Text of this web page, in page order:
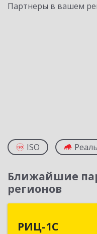
Партнеры в вашем
ISO
Ближайшие
регионов
РИЦ-1С